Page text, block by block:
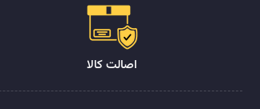
اصالت کالا